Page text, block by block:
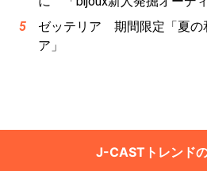
ゼッテリア 期間限定「夏の
ア」
J-CASTトレンド